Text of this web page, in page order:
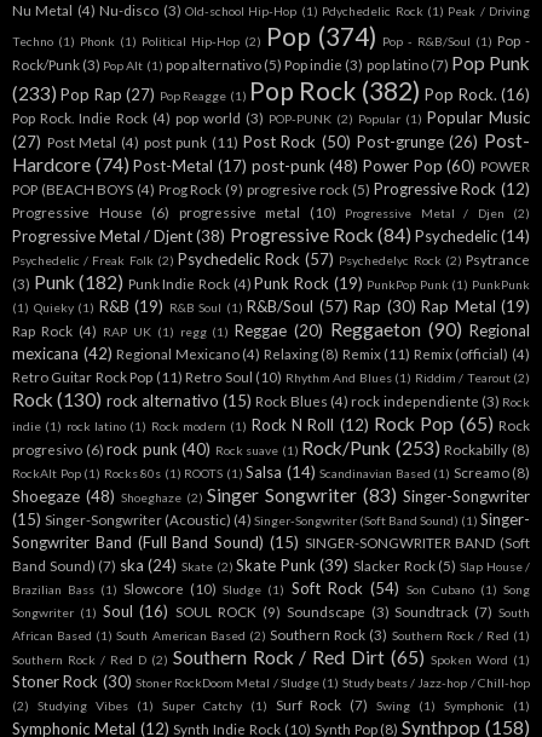
Nu Metal (4) Nu-disco (3) Old-school Hip-Hop (1) Pdychedelic Rock (1) Peak / Driving
Techno (1) Phonk (1) Political Hip-Hop (2) Pop (374) Pop - R&B/Soul (1) Pop -
Rock/Punk (3) Pop Alt (1) pop alternativo (5) Pop indie (3) pop latino (7) Pop Punk
(233) Pop Rap (27) Pop Reagge (1) Pop Rock (382) Pop Rock. (16)
Pop Rock. Indie Rock (4) pop world (3) POP-PUNK (2) Popular (1) Popular Music
(27) Post Metal (4) post punk (11) Post Rock (50) Post-grunge (26) Post-
Hardcore (74) Post-Metal (17) post-punk (48) Power Pop (60) POWER
POP (BEACH BOYS (4) Prog Rock (9) progresive rock (5) Progressive Rock (12)
Progressive House (6) progressive metal (10) Progressive Metal / Djen (2)
Progressive Metal / Djent (38) Progressive Rock (84) Psychedelic(14)
Psychedelic / Freak Folk (2) Psychedelic Rock (57) Psychedelyc Rock (2) Psytrance
(3) Punk (182) Punk Indie Rock (4) Punk Rock (19) PunkPop Punk (1) PunkPunk
(1) Quieky (1) R&B (19) R&B Soul (1) R&B/Soul (57) Rap (30) Rap Metal (19)
Rap Rock (4) RAP UK (1) regg (1) Reggae (20) Reggaeton (90) Regional
mexicana (42) Regional Mexicano (4) Relaxing (8) Remix (11) Remix (official) (4)
Retro Guitar Rock Pop (11) Retro Soul (10) Rhythm And Blues (1) Riddim / Tearout (2)
Rock (130) rock alternativo (15) Rock Blues (4) rock independiente (3) Rock
indie (1) rock latino (1) Rock modern (1) Rock N Roll (12) Rock Pop (65) Rock
progresivo (6) rock punk (40) Rock suave (1) Rock/Punk (253) Rockabilly (8)
RockAlt Pop (1) Rocks 80s (1) ROOTS (1) Salsa (14) Scandinavian Based (1) Screamo (8)
Shoegaze (48) Shoeghaze (2) Singer Songwriter (83) Singer-Songwriter
(15) Singer-Songwriter (Acoustic) (4) Singer-Songwriter (Soft Band Sound) (1) Singer-
Songwriter Band (Full Band Sound) (15) SINGER-SONGWRITER BAND (Soft
Band Sound) (7) ska (24) Skate (2) Skate Punk (39) Slacker Rock (5) Slap House /
Brazilian Bass (1) Slowcore (10) Sludge (1) Soft Rock (54) Son Cubano (1) Song
Songwriter (1) Soul (16) SOUL ROCK (9) Soundscape (3) Soundtrack (7) South
African Based (1) South American Based (2) Southern Rock (3) Southern Rock / Red (1)
Southern Rock / Red D (2) Southern Rock / Red Dirt (65) Spoken Word (1)
Stoner Rock (30) Stoner RockDoom Metal / Sludge (1) Study beats / Jazz-hop / Chill-hop
(2)
Studying Vibes (1) Super Catchy (1) Surf Rock (7) Swing (1) Symphonic (1)
Symphonic Metal (12) Synth Indie Rock (10) Synth Pop (8) Synthpop (158)